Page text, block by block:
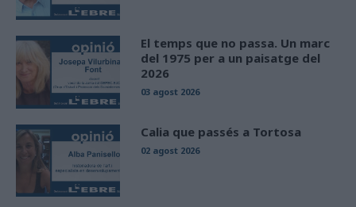
El temps que no passa. Un marc
del 1975 per a un paisatge del
2026
03 agost 2026
Calia que passés a Tortosa
02 agost 2026